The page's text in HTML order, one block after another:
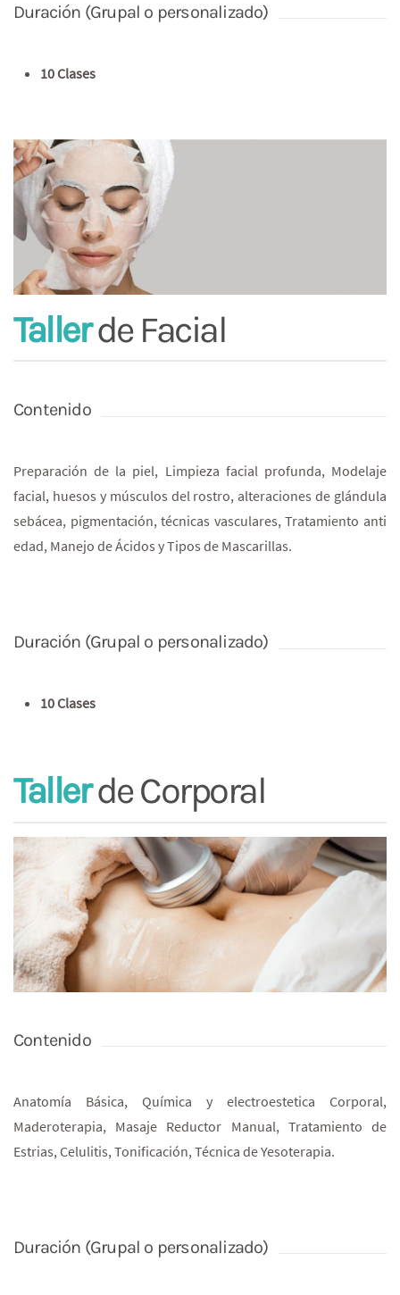
Duración (Grupal o personalizado)
10 Clases
Tallerde Facial
Contenido
Preparación de la piel, Limpieza facial profunda, Modelaje
facial, huesos y músculos del rostro, alteraciones de glándula
sebácea, pigmentación, técnicas vasculares, Tratamiento anti
edad, Manejo de Ácidos y Tipos de Mascarillas.
Duración (Grupal o personalizado)
10 Clases
Tallerde Corporal
Contenido
Anatomía Básica, Química y electroestetica Corporal,
Maderoterapia, Masaje Reductor Manual, Tratamiento de
Estrias, Celulitis, Tonificación, Técnica de Yesoterapia.
Duración (Grupal o personalizado)